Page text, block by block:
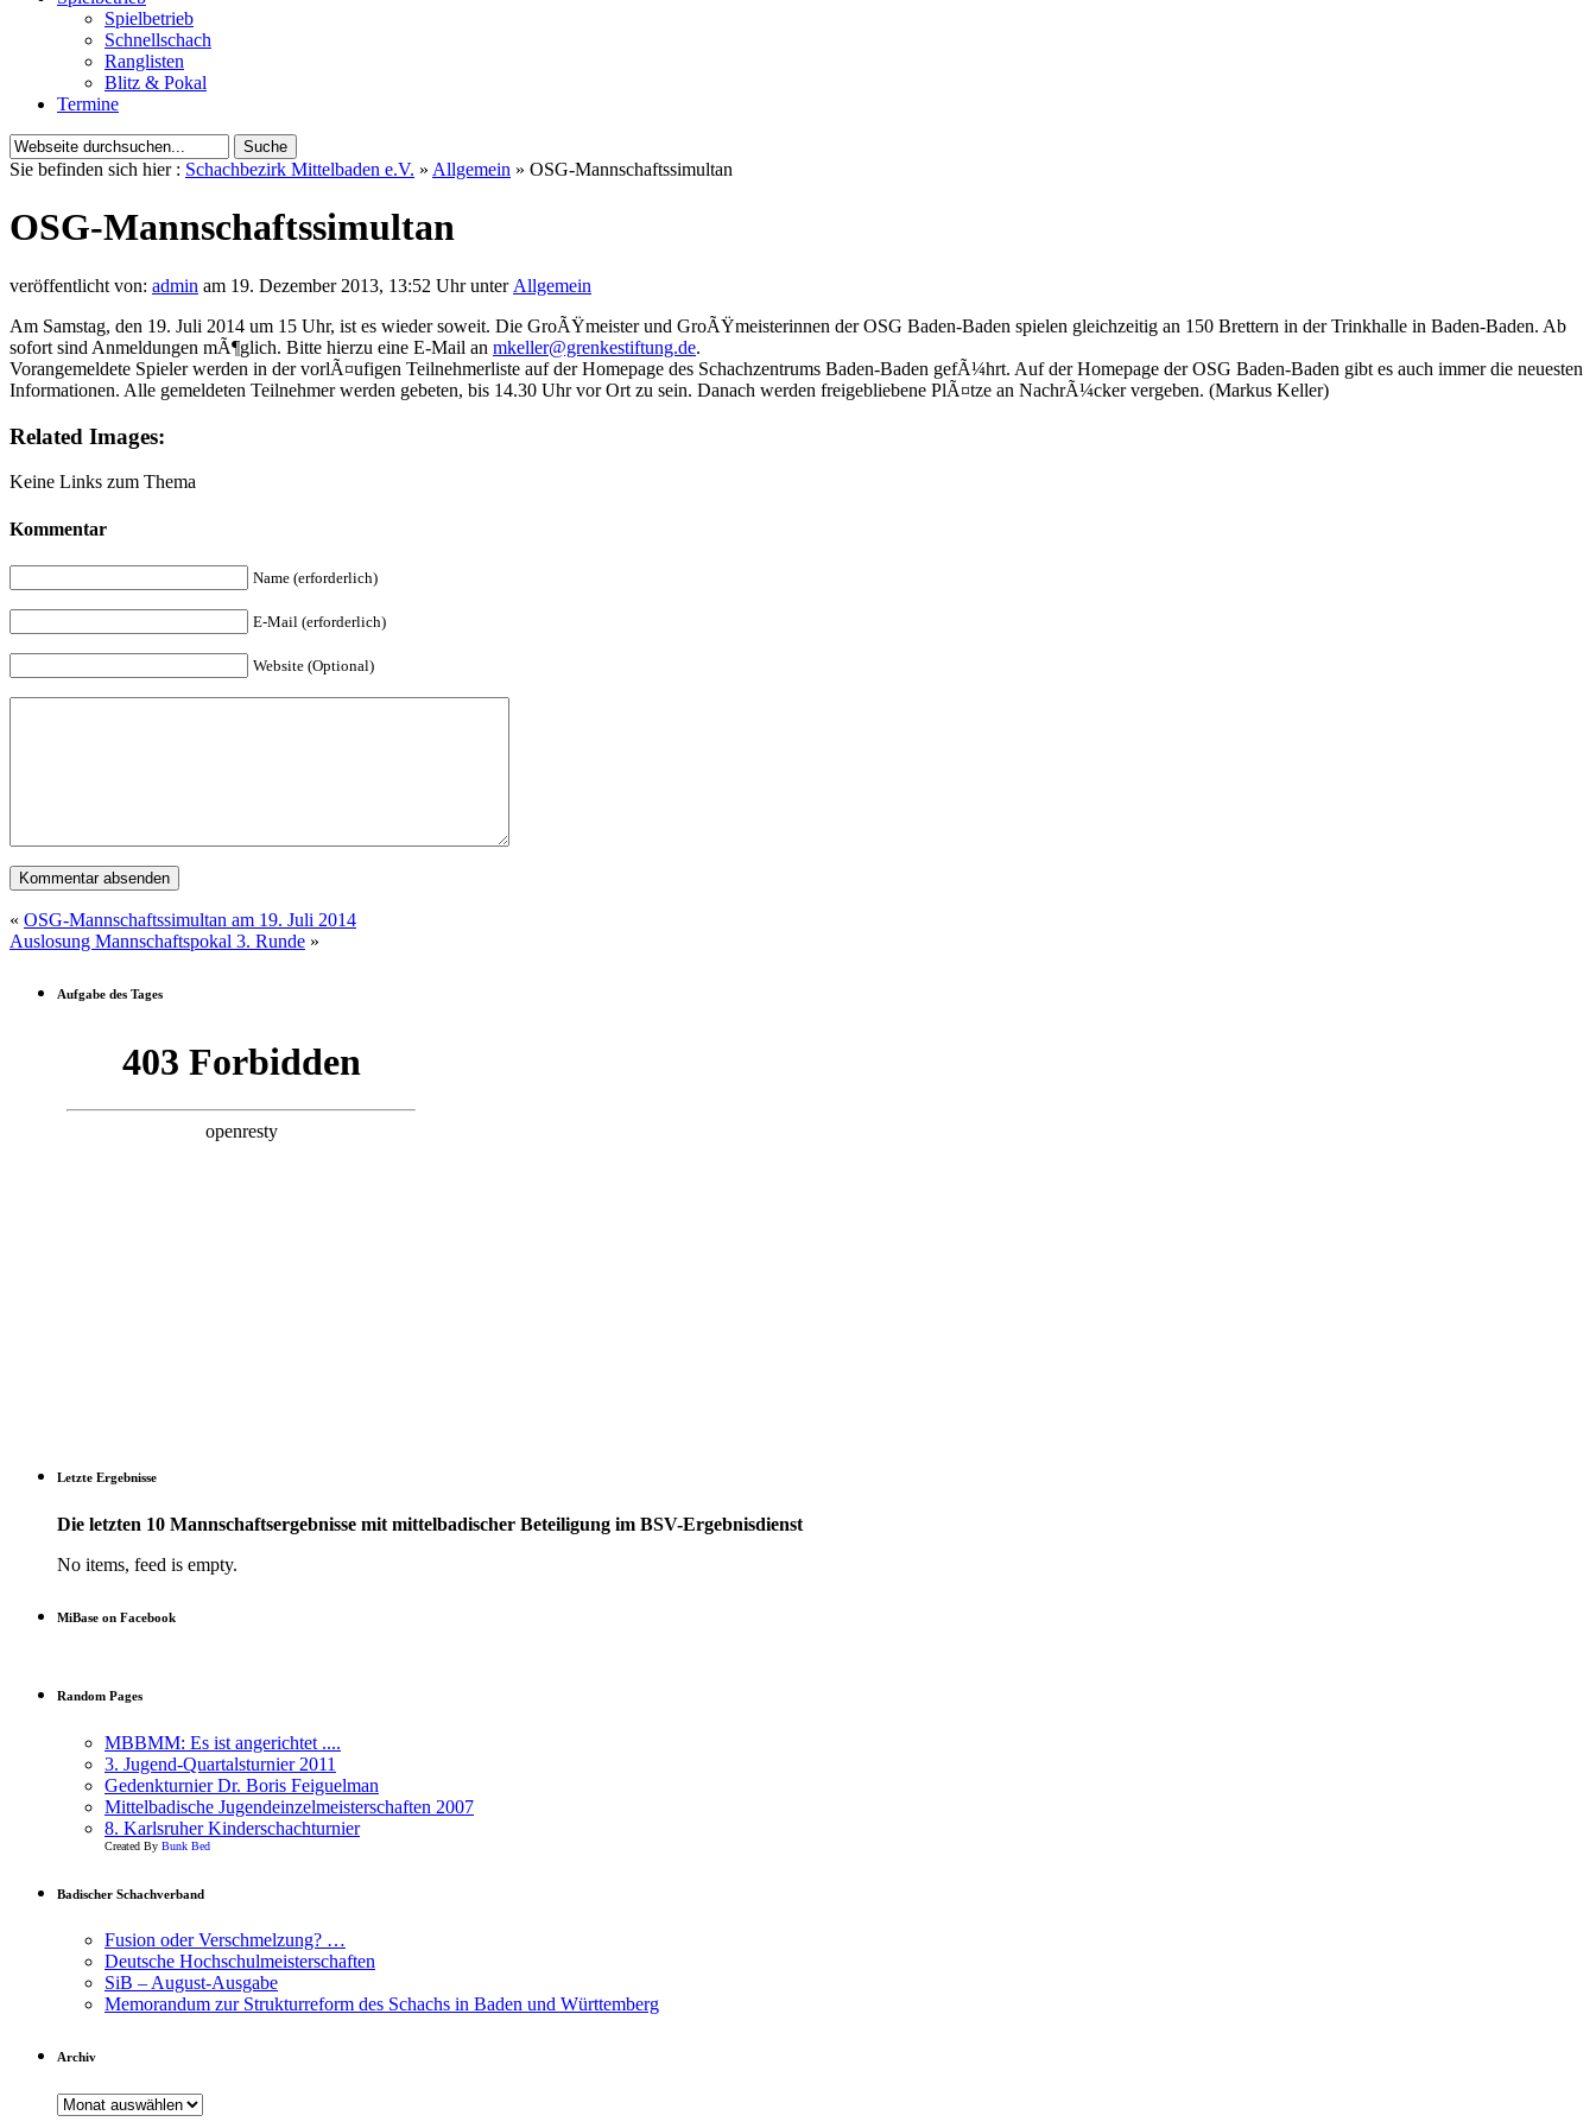
Spielbetrieb
Schnellschach
Ranglisten
Blitz & Pokal
Termine
Sie befinden sich hier : Schachbezirk Mittelbaden e.V. » Allgemein » OSG-Mannschaftssimultan
OSG-Mannschaftssimultan
veröffentlicht von: admin am 19. Dezember 2013, 13:52 Uhr unter Allgemein
Am Samstag, den 19. Juli 2014 um 15 Uhr, ist es wieder soweit. Die GroÃŸmeister und GroÃŸmeisterinnen der OSG Baden-Baden spielen gleichzeitig an 150 Brettern in der Trinkhalle in Baden-Baden. Ab
sofort sind Anmeldungen mÃ¶glich. Bitte hierzu eine E-Mail an mkeller@grenkestiftung.de.
Vorangemeldete Spieler werden in der vorlÃ¤ufigen Teilnehmerliste auf der Homepage des Schachzentrums Baden-Baden gefÃ¼hrt. Auf der Homepage der OSG Baden-Baden gibt es auch immer die neuesten
Informationen. Alle gemeldeten Teilnehmer werden gebeten, bis 14.30 Uhr vor Ort zu sein. Danach werden freigebliebene PlÃ¤tze an NachrÃ¼cker vergeben. (Markus Keller)
Related Images:
Keine Links zum Thema
Kommentar
Name (erforderlich)
E-Mail (erforderlich)
Website (Optional)
« OSG-Mannschaftssimultan am 19. Juli 2014
Auslosung Mannschaftspokal 3. Runde »
Aufgabe des Tages
Letzte Ergebnisse
Die letzten 10 Mannschaftsergebnisse mit mittelbadischer Beteiligung im BSV-Ergebnisdienst
No items, feed is empty.
MiBase on Facebook
Random Pages
MBBMM: Es ist angerichtet ....
3. Jugend-Quartalsturnier 2011
Gedenkturnier Dr. Boris Feiguelman
Mittelbadische Jugendeinzelmeisterschaften 2007
8. Karlsruher Kinderschachturnier
Created By Bunk Bed
Badischer Schachverband
Fusion oder Verschmelzung? …
Deutsche Hochschulmeisterschaften
SiB – August-Ausgabe
Memorandum zur Strukturreform des Schachs in Baden und Württemberg
Archiv
Archiv